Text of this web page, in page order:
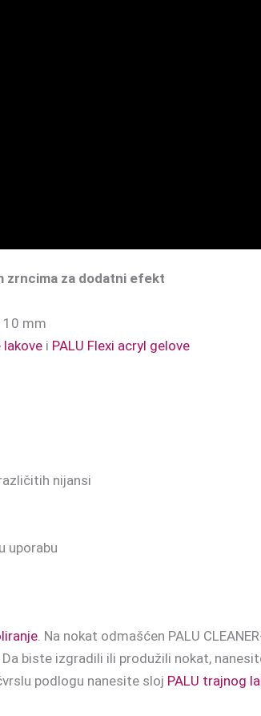
zrncima za dodatni efekt
10 mm
lakove i PALU Flexi acryl gelove
nijansi
uporabu
. Na nokat odmašćen PALU
Da biste izgradili ili produžili nokat,
podlogu nanesite sloj PALU trajnog